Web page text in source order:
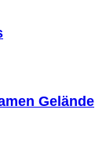
Gelände